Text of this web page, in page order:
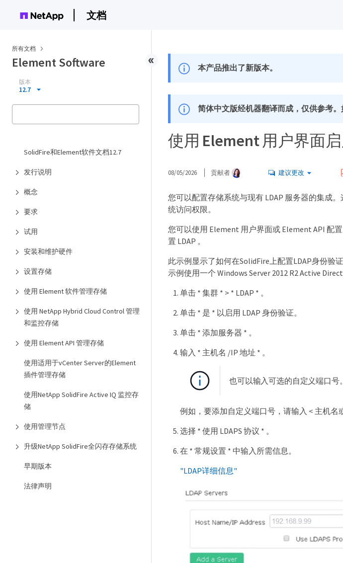
文档
所有文档
Element Software
版本
12.7
SolidFire和Element软件文档12.7
发行说明
概念
要求
试用
安装和维护硬件
设置存储
使用 Element 软件管理存储
使用 NetApp Hybrid Cloud Control 管理
和监控存储
使用 Element API 管理存储
使用适用于vCenter Server的Element
插件管理存储
使用NetApp SolidFire Active IQ 监控存
储
使用管理节点
升级NetApp SolidFire全闪存存储系统
早期版本
法律声明
本产品推出了新版本。
简体中文版经机器翻译而成，仅供参考
使用 Element 用户界面
08/05/2026 贡献者 建议更改
您可以配置存储系统与现有 LDAP 服务器的集成
统访问权限。
您可以使用 Element 用户界面或 Element API 配
置 LDAP 。
此示例显示了如何在SolidFire上配置LDAP身份验
示例使用一个 Windows Server 2012 R2 Active
单击 * 集群 * > * LDAP * 。
单击 * 是 * 以启用 LDAP 身份验证。
单击 * 添加服务器 * 。
输入 * 主机名 /IP 地址 * 。
也可以输入可选的自定义端口号。
例如，要添加自定义端口号，请输入 < 主机名
选择 * 使用 LDAPS 协议 * 。
在 * 常规设置 * 中输入所需信息。
"LDAP详细信息"